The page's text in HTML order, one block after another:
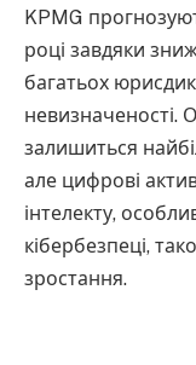
KPMG
році завдяки
багатьох
невизначеності.
залишиться
але цифрові
інтелекту,
кібербезпеці,
зростання.